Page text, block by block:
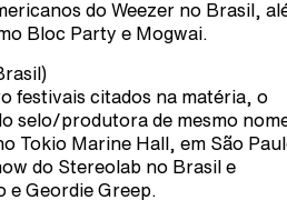
do Weezer no Brasil,
Bloc Party e Mogwai.
festivais citados na matéria, o
selo/produtora de mesmo
Tokio Marine Hall, em São
do Stereolab no Brasil e
e Geordie Greep.